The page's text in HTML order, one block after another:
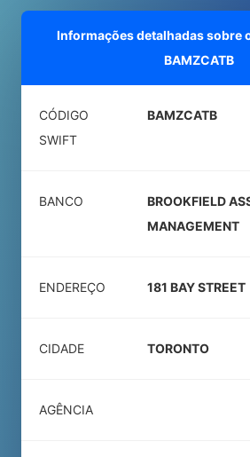
Informações detalhadas sobre
BAMZCATB
CÓDIGO
SWIFT
BAMZCATB
BANCO
BROOKFIELD
MANAGEMENT
ENDEREÇO 181 BAY STREET
CIDADE TORONTO
AGÊNCIA